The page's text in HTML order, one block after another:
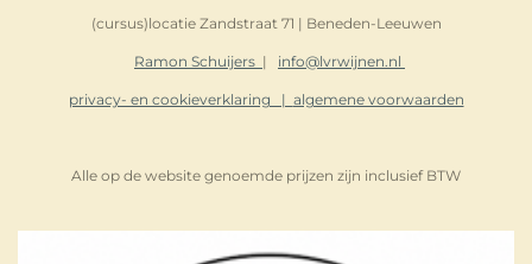
(cursus)locatie Zandstraat 71 | Beneden-Leeuwen
Ramon Schuijers | info@lvrwijnen.nl
privacy- en cookieverklaring | algemene voorwaarden
Alle op de website genoemde prijzen zijn inclusief BTW